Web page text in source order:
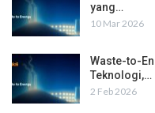
yang…
10 Mar 2026
Waste-to-
Teknologi,…
2 Feb 2026